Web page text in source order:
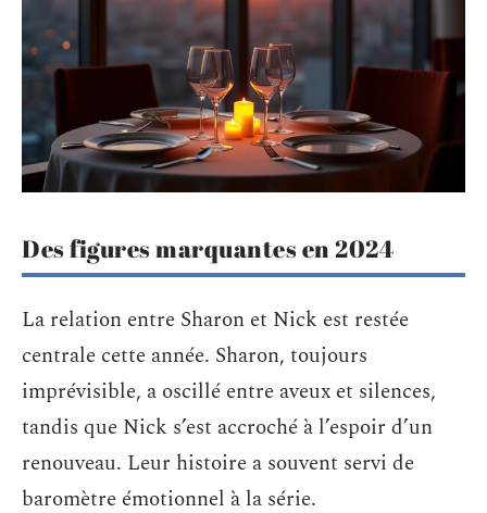
Des figures marquantes en 2024
La relation entre Sharon et Nick est restée
centrale cette année. Sharon, toujours
imprévisible, a oscillé entre aveux et silences,
tandis que Nick s’est accroché à l’espoir d’un
renouveau. Leur histoire a souvent servi de
baromètre émotionnel à la série.